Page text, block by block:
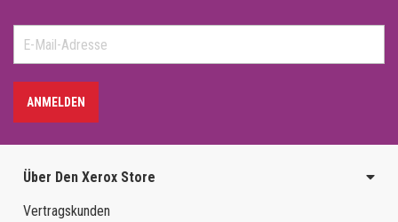
ANMELDEN
Über Den Xerox Store
Vertragskunden